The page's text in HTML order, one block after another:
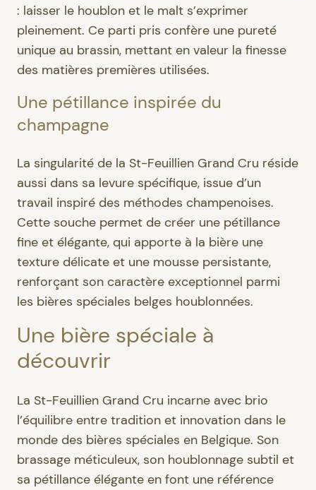
: laisser le houblon et le malt s’exprimer
pleinement. Ce parti pris confère une pureté
unique au brassin, mettant en valeur la finesse
des matières premières utilisées.
Une pétillance inspirée du
champagne
La singularité de la St-Feuillien Grand Cru réside
aussi dans sa levure spécifique, issue d’un
travail inspiré des méthodes champenoises.
Cette souche permet de créer une pétillance
fine et élégante, qui apporte à la bière une
texture délicate et une mousse persistante,
renforçant son caractère exceptionnel parmi
les bières spéciales belges houblonnées.
Une bière spéciale à
découvrir
La St-Feuillien Grand Cru incarne avec brio
l’équilibre entre tradition et innovation dans le
monde des bières spéciales en Belgique. Son
brassage méticuleux, son houblonnage subtil et
sa pétillance élégante en font une référence